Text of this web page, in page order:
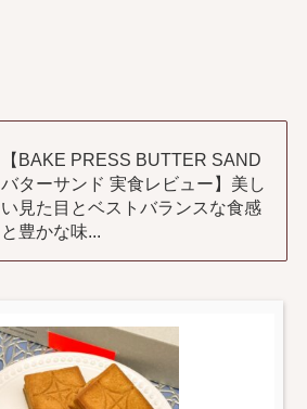
【BAKE PRESS BUTTER SAND
バターサンド 実食レビュー】美し
い見た目とベストバランスな食感
と豊かな味...